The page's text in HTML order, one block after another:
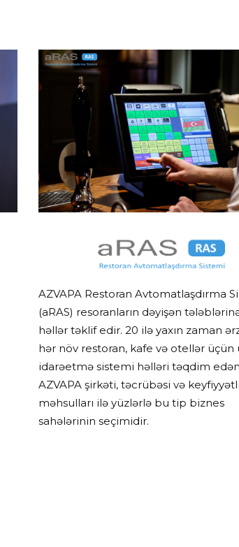
AZVAPA Restoran Avtomatlaşdırma
(aRAS) resoranların dəyişən
həllər təklif edir. 20 ilə yaxın zaman
hər növ restoran, kafe və otellər üçün
idarəetmə sistemi həlləri təqdim edən
AZVAPA şirkəti, təcrübəsi və keyfiyyətli
məhsulları ilə yüzlərlə bu tip biznes
sahələrinin seçimidir.